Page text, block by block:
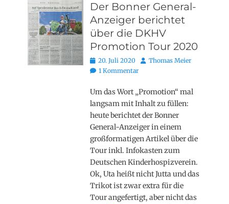
Der Bonner General-
Anzeiger berichtet
über die DKHV
Promotion Tour 2020
Posted
on
20. Juli 2020 AutorThomas Meier
1 Kommentar
Um das Wort „Promotion“ mal
langsam mit Inhalt zu füllen:
heute berichtet der Bonner
General-Anzeiger in einem
großformatigen Artikel über die
Tour inkl. Infokasten zum
Deutschen Kinderhospizverein.
Ok, Uta heißt nicht Jutta und das
Trikot ist zwar extra für die
Tour angefertigt, aber nicht das